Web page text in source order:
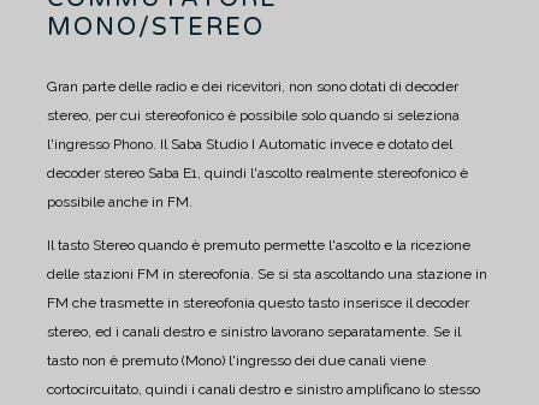
MONO/STEREO
Gran parte delle radio e dei ricevitori, non sono dotati di decoder
stereo, per cui stereofonico è possibile solo quando si seleziona
l'ingresso Phono. Il Saba Studio I Automatic invece e dotato del
decoder stereo Saba E1, quindi l'ascolto realmente stereofonico è
possibile anche in FM.
Il tasto Stereo quando è premuto permette l'ascolto e la ricezione
delle stazioni FM in stereofonia. Se si sta ascoltando una stazione in
FM che trasmette in stereofonia questo tasto inserisce il decoder
stereo, ed i canali destro e sinistro lavorano separatamente. Se il
tasto non è premuto (Mono) l'ingresso dei due canali viene
cortocircuitato, quindi i canali destro e sinistro amplificano lo stesso